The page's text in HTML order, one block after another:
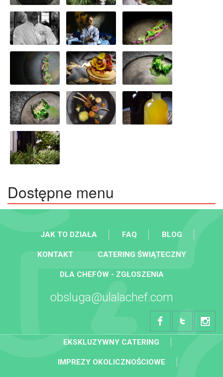
Dostępne menu
JAK TO DZIAŁA FAQ BLOG
KONTAKT CATERING ŚWIĄTECZNY
DLA CHEFÓW - ZGŁOSZENIA
obsluga@ulalachef.com
EKSKLUZYWNY CATERING
IMPREZY OKOLICZNOŚCIOWE